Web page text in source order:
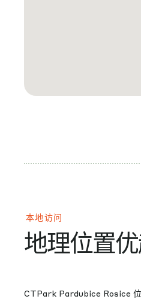
本地访问
地理位置
CTPark Pardubice Rosice 位